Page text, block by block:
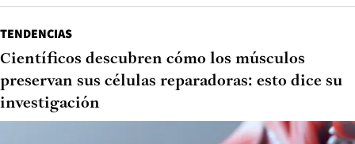
TENDENCIAS
Científicos descubren cómo los músculos
preservan sus células reparadoras: esto dice su
investigación